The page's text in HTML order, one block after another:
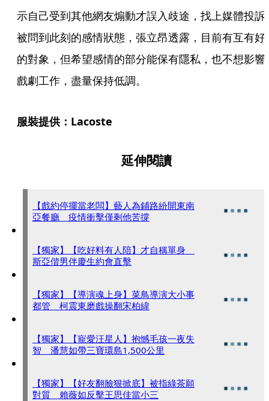
示自己受到其他網友煽動才誤入歧途，找上媒體投訴
被問到此刻的感情狀態，張立昂透露，目前有互有好
的對象，但希望感情的部分能保有隱私，也不想影響
戲劇工作，盡量保持低調。
服裝提供：Lacoste
延伸閱讀
【戲約停擺當老闆】藝人為鋪路紛開東南
亞餐廳 疫情衝擊僅剩他苦撐
【獨家】【吃好料有人陪】才自稱單身
斯亞偕男伴慶生約會直擊
【獨家】【導演魂上身】菜鳥導演大小事
都管 柯震東磨戲操翻宋柏緯
【獨家】【寵愛汪星人】抱憾毛孩一夜失
智 潘慧如帶三寶環島1,500公里
【獨家】【好友翻臉狠掀底】被指綠茶願
對質 賴薇如反擊王思佳當小三